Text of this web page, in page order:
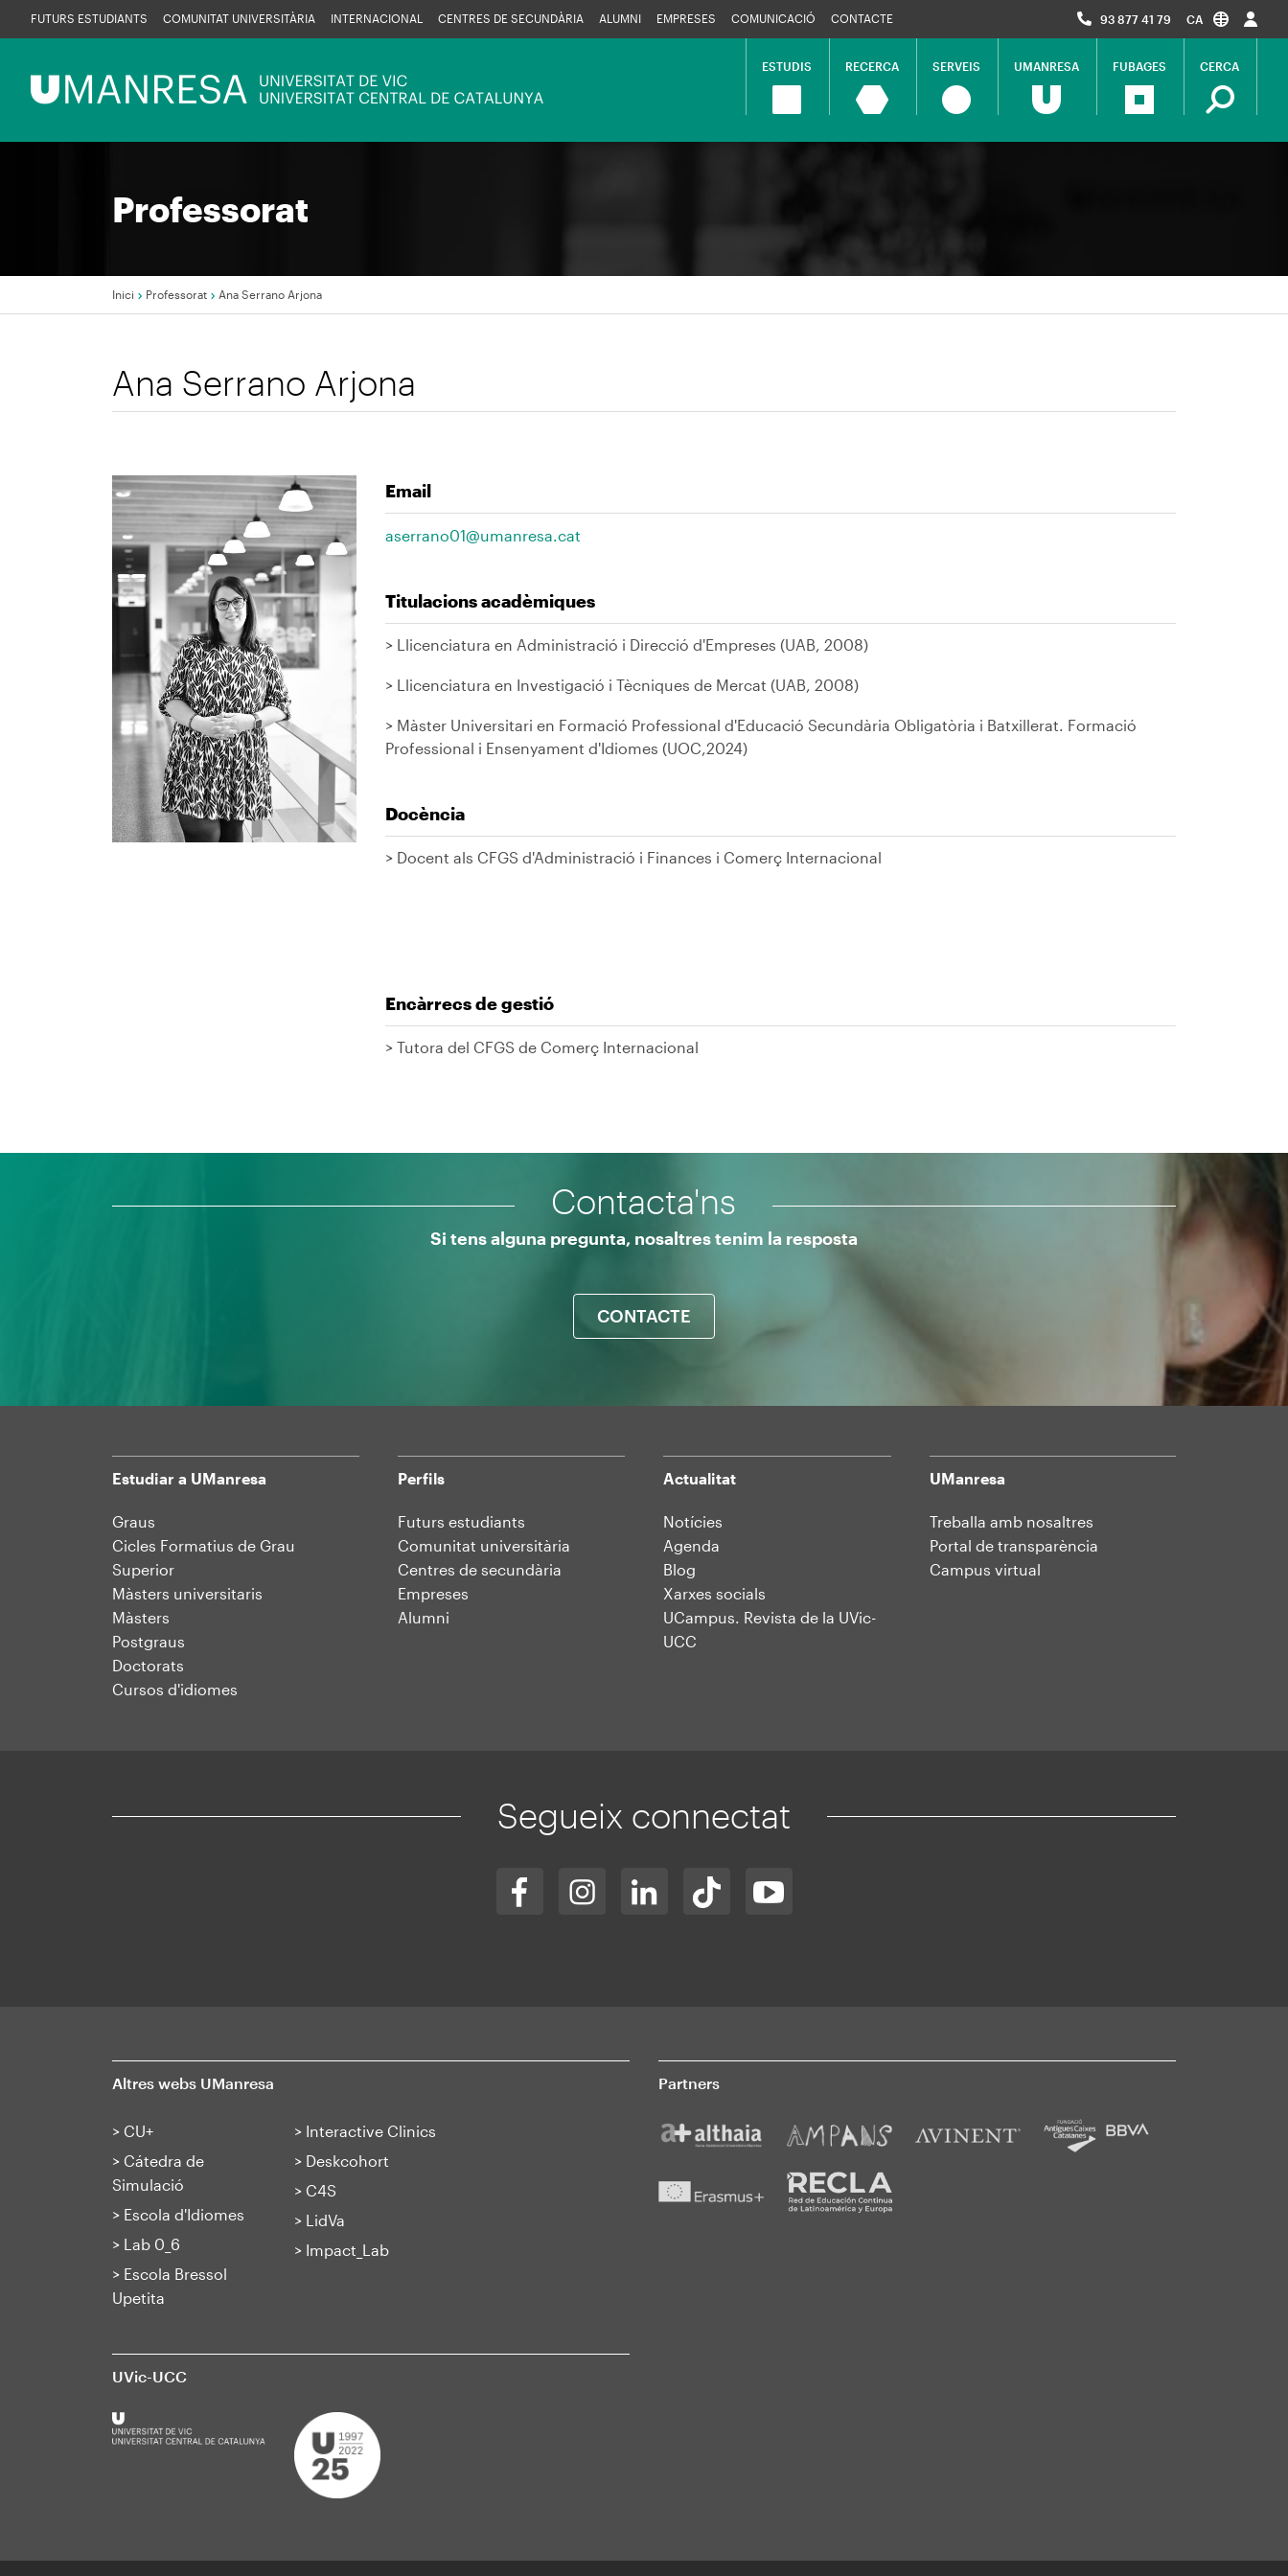
al
Menú
UManresa
FUTURS ESTUDIANTS COMUNITAT UNIVERSITÀRIA INTERNACIONAL CENTRES DE SECUNDÀRIA ALUMNI EMPRESES COMUNICACIÓ CONTACTE 93 877 41 79 CA
Navegació
ESTUDIS RECERCA SERVEIS UMANRESA FUBAGES CERCA
Professorat
d'Ariadna
Inici Professorat Ana Serrano Arjona
Ana Serrano Arjona
Imagen
Email
aserrano01@umanresa.cat
Titulacions acadèmiques
> Llicenciatura en Administració i Direcció d'Empreses (UAB, 2008)
> Llicenciatura en Investigació i Tècniques de Mercat (UAB, 2008)
> Màster Universitari en Formació Professional d'Educació Secundària Obligatòria i Batxillerat. Formació
Professional i Ensenyament d'Idiomes (UOC,2024)
Docència
> Docent als CFGS d'Administració i Finances i Comerç Internacional
Encàrrecs de gestió
> Tutora del CFGS de Comerç Internacional
Contacta'ns
Si tens alguna pregunta, nosaltres tenim la resposta
CONTACTE
Mapa
web
Estudiar a UManresa
Graus
Cicles Formatius de Grau
Superior
Màsters universitaris
Màsters
Postgraus
Doctorats
Cursos d'idiomes
Perfils
Futurs estudiants
Comunitat universitària
Centres de secundària
Empreses
Alumni
Actualitat
Notícies
Agenda
Blog
Xarxes socials
UCampus. Revista de la UVic-
UCC
UManresa
Treballa amb nosaltres
Portal de transparència
Campus virtual
Segueix connectat
Altres webs UManresa
> CU+
> Cátedra de
Simulació
> Escola d'Idiomes
> Lab 0_6
> Escola Bressol
Upetita
> Interactive Clinics
> Deskcohort
> C4S
> LidVa
> Impact_Lab
Partners
UVic-UCC